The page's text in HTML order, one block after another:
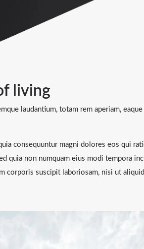
living
laudantium, totam rem aperiam,
consequuntur magni dolores eos qui
quia non numquam eius modi tempora
suscipit laboriosam, nisi ut